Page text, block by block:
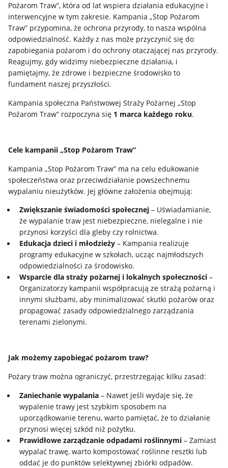
Pożarom Traw”, która od lat wspiera działania edukacyjne i
interwencyjne w tym zakresie. Kampania „Stop Pożarom
Traw” przypomina, że ochrona przyrody, to nasza wspólna
odpowiedzialność. Każdy z nas może przyczynić się do
zapobiegania pożarom i do ochrony otaczającej nas przyrody.
Reagujmy, gdy widzimy niebezpieczne działania, i
pamiętajmy, że zdrowe i bezpieczne środowisko to
fundament naszej przyszłości.
Kampania społeczna Państwowej Straży Pożarnej „Stop
Pożarom Traw” rozpoczyna się 1 marca każdego roku.
Cele kampanii „Stop Pożarom Traw”
Kampania „Stop Pożarom Traw” ma na celu edukowanie
społeczeństwa oraz przeciwdziałanie powszechnemu
wypalaniu nieużytków. Jej główne założenia obejmują:
Zwiększanie świadomości społecznej – Uświadamianie,
że wypalanie traw jest niebezpieczne, nielegalne i nie
przynosi korzyści dla gleby czy rolnictwa.
Edukacja dzieci i młodzieży – Kampania realizuje
programy edukacyjne w szkołach, ucząc najmłodszych
odpowiedzialności za środowisko.
Wsparcie dla straży pożarnej i lokalnych społeczności–
Organizatorzy kampanii współpracują ze strażą pożarną i
innymi służbami, aby minimalizować skutki pożarów oraz
propagować zasady odpowiedzialnego zarządzania
terenami zielonymi.
Jak możemy zapobiegać pożarom traw?
Pożary traw można ograniczyć, przestrzegając kilku zasad:
Zaniechanie wypalania – Nawet jeśli wydaje się, że
wypalenie trawy jest szybkim sposobem na
uporządkowanie terenu, warto pamiętać, że to działanie
przynosi więcej szkód niż pożytku.
Prawidłowe zarządzanie odpadami roślinnymi– Zamiast
wypalać trawę, warto kompostować roślinne resztki lub
oddać je do punktów selektywnej zbiórki odpadów.